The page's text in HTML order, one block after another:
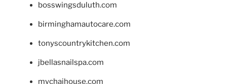
bosswingsduluth.com
birminghamautocare.com
tonyscountrykitchen.com
jbellasnailspa.com
mychaihouse.com